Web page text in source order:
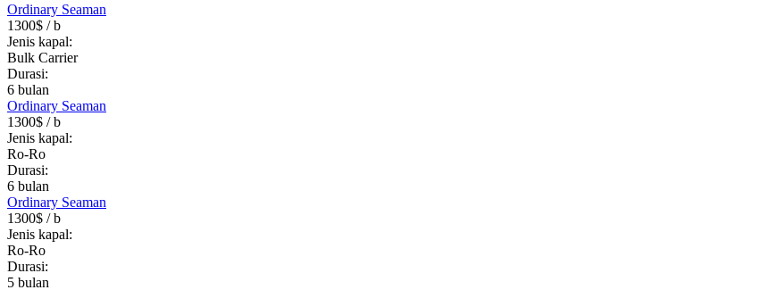
Ordinary Seaman
1300$ / b
Jenis kapal:
Bulk Carrier
Durasi:
6 bulan
Ordinary Seaman
1300$ / b
Jenis kapal:
Ro-Ro
Durasi:
6 bulan
Ordinary Seaman
1300$ / b
Jenis kapal:
Ro-Ro
Durasi:
5 bulan